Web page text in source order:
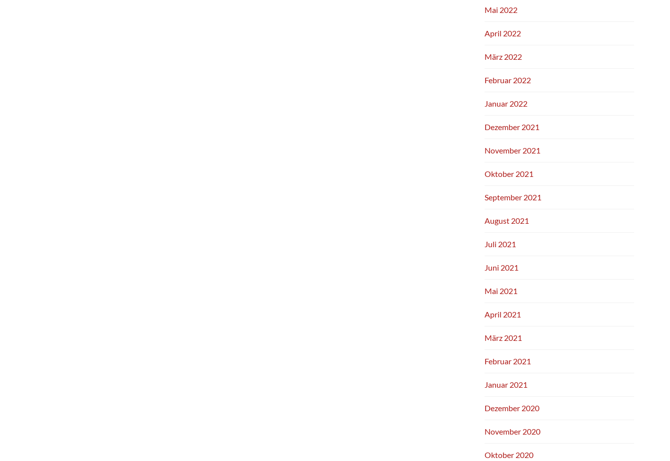
Mai 2022
April 2022
März 2022
Februar 2022
Januar 2022
Dezember 2021
November 2021
Oktober 2021
September 2021
August 2021
Juli 2021
Juni 2021
Mai 2021
April 2021
März 2021
Februar 2021
Januar 2021
Dezember 2020
November 2020
Oktober 2020